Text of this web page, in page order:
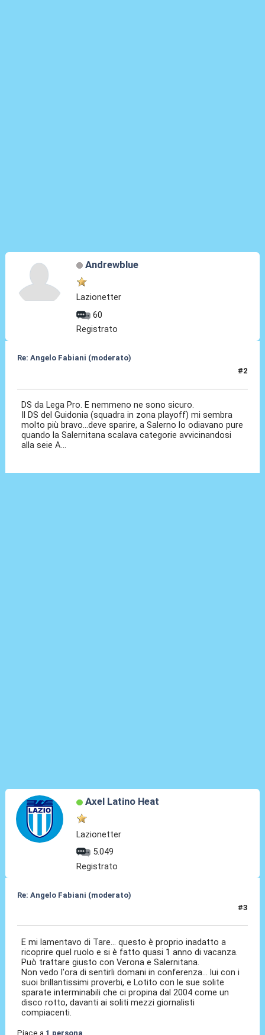
Andrewblue
Lazionetter
60
Registrato
Re: Angelo Fabiani (moderato)
#2
DS da Lega Pro. E nemmeno ne sono sicuro.
Il DS del Guidonia (squadra in zona playoff) mi sembra
molto più bravo...deve sparire, a Salerno lo odiavano pure
quando la Salernitana scalava categorie avvicinandosi
alla seie A...
Axel Latino Heat
Lazionetter
5.049
Registrato
Re: Angelo Fabiani (moderato)
#3
E mi lamentavo di Tare... questo è proprio inadatto a
ricoprire quel ruolo e si è fatto quasi 1 anno di vacanza.
Può trattare giusto con Verona e Salernitana.
Non vedo l'ora di sentirli domani in conferenza... lui con i
suoi brillantissimi proverbi, e Lotito con le sue solite
sparate interminabili che ci propina dal 2004 come un
disco rotto, davanti ai soliti mezzi giornalisti
compiacenti.
Piace a 1 persona